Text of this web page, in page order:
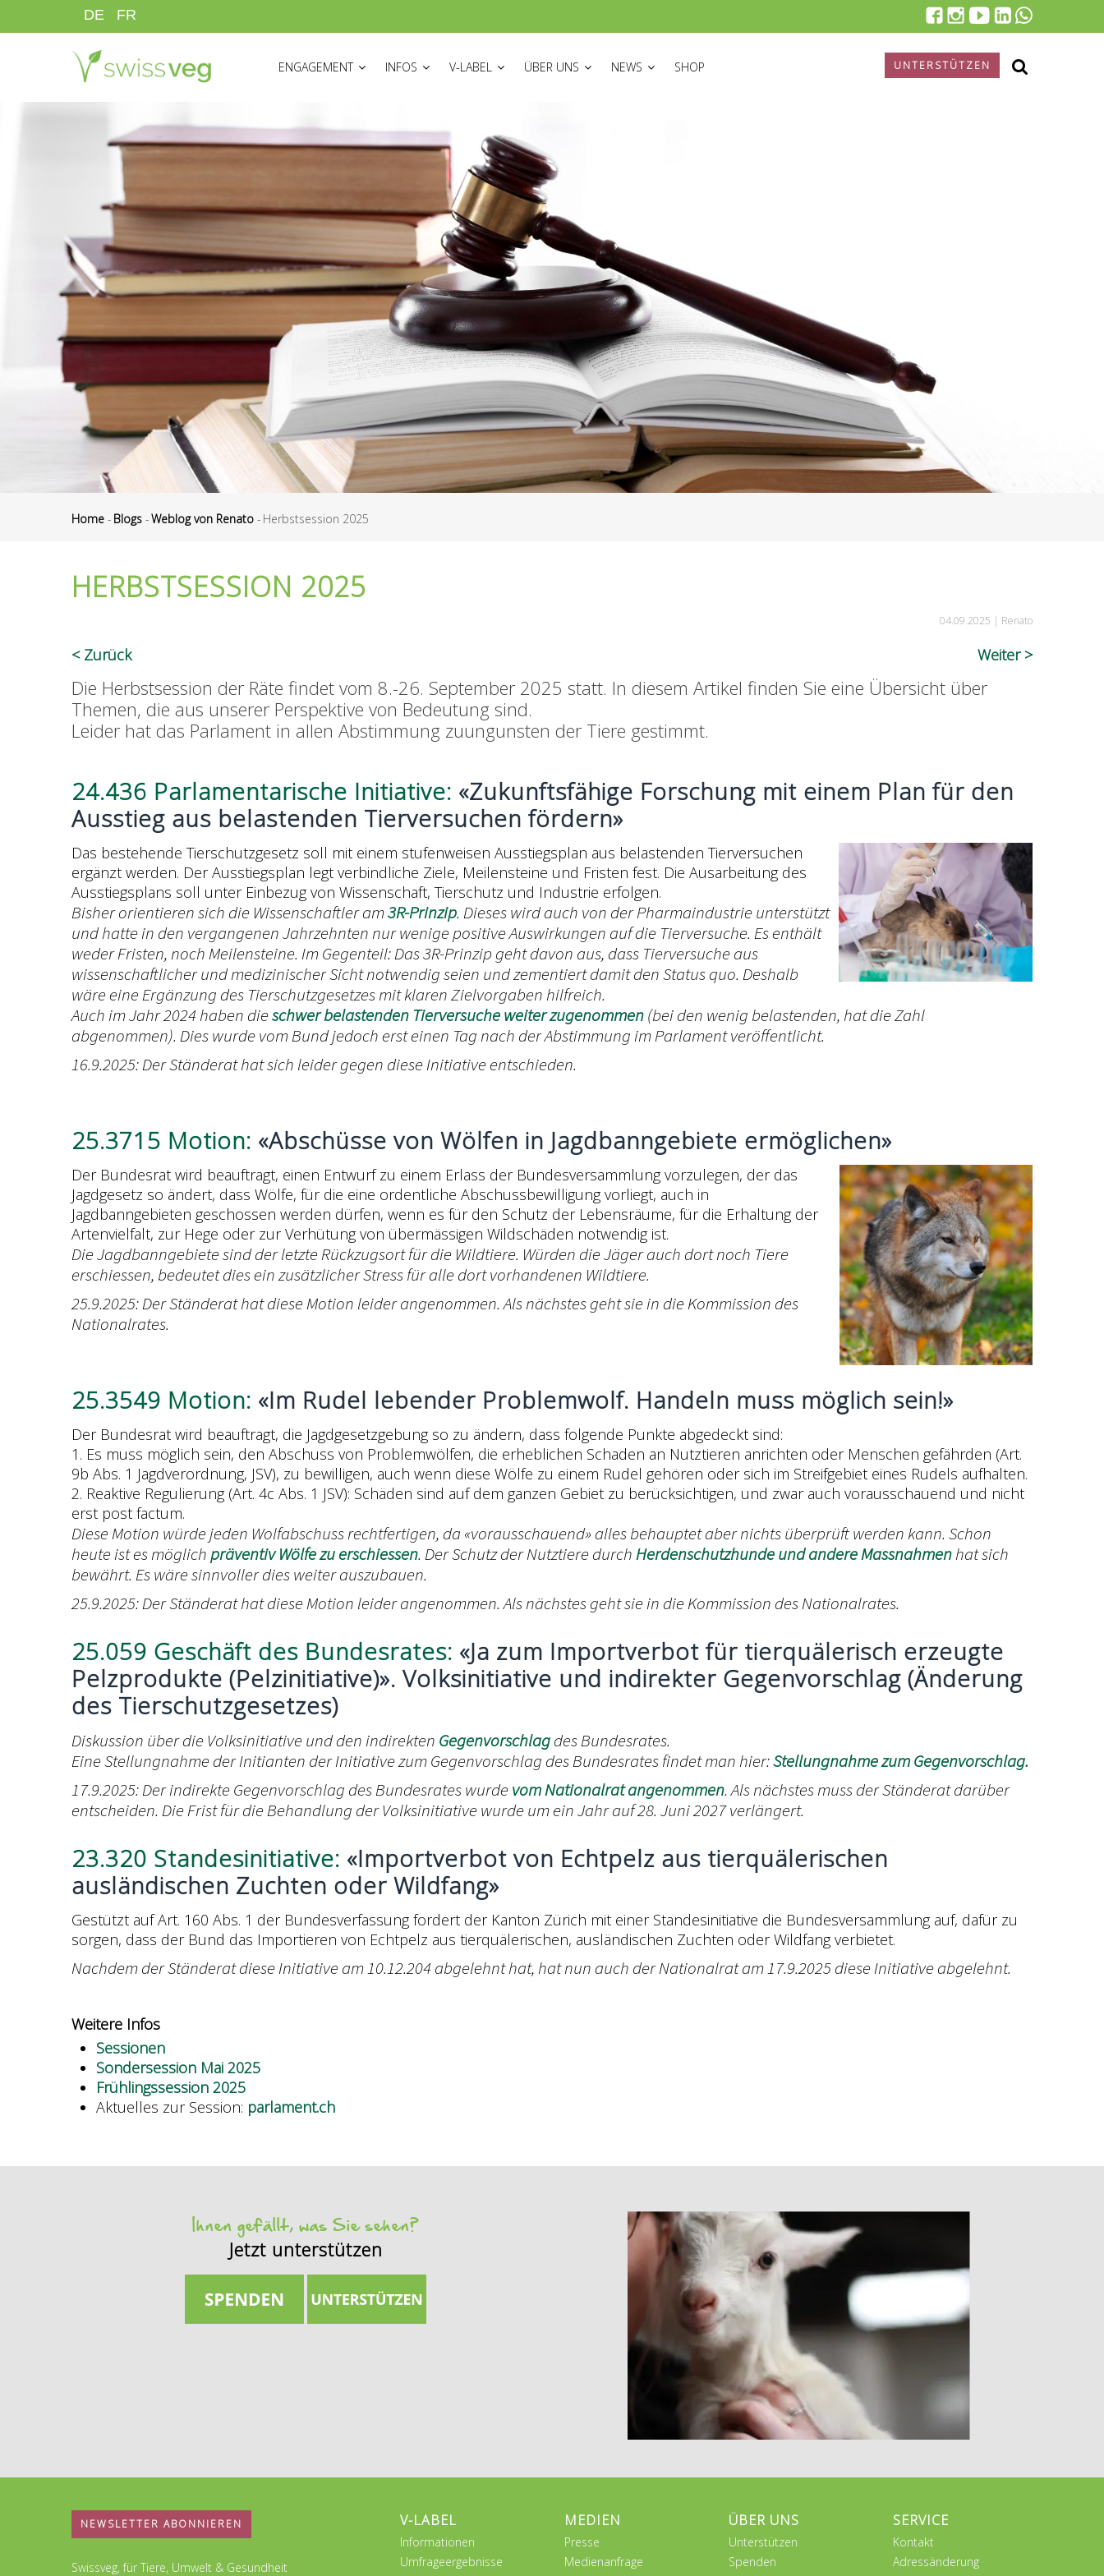
zum
DE FR
ENGAGEMENT
INFOS V-LABEL ÜBER UNS NEWS SHOP UNTERSTÜTZEN
Home - Blogs -Weblog von Renato - Herbstsession 2025
HERBSTSESSION 2025
04.09.2025 | Renato
Zurück Weiter
Die Herbstsession der Räte findet vom 8.-26. September 2025 statt. In diesem Artikel finden Sie eine Übersicht über
Themen, die aus unserer Perspektive von Bedeutung sind.
Leider hat das Parlament in allen Abstimmung zuungunsten der Tiere gestimmt.
24.436 Parlamentarische Initiative: «Zukunftsfähige Forschung mit einem Plan für den
Ausstieg aus belastenden Tierversuchen fördern»
Das bestehende Tierschutzgesetz soll mit einem stufenweisen Ausstiegsplan aus belastenden Tierversuchen
ergänzt werden. Der Ausstiegsplan legt verbindliche Ziele, Meilensteine und Fristen fest. Die Ausarbeitung des
Ausstiegsplans soll unter Einbezug von Wissenschaft, Tierschutz und Industrie erfolgen.
Bisher orientieren sich die Wissenschaftler am3R-Prinzip. Dieses wird auch von der Pharmaindustrie unterstützt
und hatte in den vergangenen Jahrzehnten nur wenige positive Auswirkungen auf die Tierversuche. Es enthält
weder Fristen, noch Meilensteine. Im Gegenteil: Das 3R-Prinzip geht davon aus, dass Tierversuche aus
wissenschaftlicher und medizinischer Sicht notwendig seien und zementiert damit den Status quo. Deshalb
wäre eine Ergänzung des Tierschutzgesetzes mit klaren Zielvorgaben hilfreich.
Auch im Jahr 2024 haben dieschwer belastenden Tierversuche weiter zugenommen(bei den wenig belastenden, hat die Zahl
abgenommen). Dies wurde vom Bund jedoch erst einen Tag nach der Abstimmung im Parlament veröffentlicht.
16.9.2025: Der Ständerat hat sich leider gegen diese Initiative entschieden.
25.3715 Motion: «Abschüsse von Wölfen in Jagdbanngebiete ermöglichen»
Der Bundesrat wird beauftragt, einen Entwurf zu einem Erlass der Bundesversammlung vorzulegen, der das
Jagdgesetz so ändert, dass Wölfe, für die eine ordentliche Abschussbewilligung vorliegt, auch in
Jagdbanngebieten geschossen werden dürfen, wenn es für den Schutz der Lebensräume, für die Erhaltung der
Artenvielfalt, zur Hege oder zur Verhütung von übermässigen Wildschäden notwendig ist.
Die Jagdbanngebiete sind der letzte Rückzugsort für die Wildtiere. Würden die Jäger auch dort noch Tiere
erschiessen, bedeutet dies ein zusätzlicher Stress für alle dort vorhandenen Wildtiere.
25.9.2025: Der Ständerat hat diese Motion leider angenommen. Als nächstes geht sie in die Kommission des
Nationalrates.
25.3549 Motion: «Im Rudel lebender Problemwolf. Handeln muss möglich sein!»
Der Bundesrat wird beauftragt, die Jagdgesetzgebung so zu ändern, dass folgende Punkte abgedeckt sind:
1. Es muss möglich sein, den Abschuss von Problemwölfen, die erheblichen Schaden an Nutztieren anrichten oder Menschen gefährden (Art.
9b Abs. 1 Jagdverordnung, JSV), zu bewilligen, auch wenn diese Wölfe zu einem Rudel gehören oder sich im Streifgebiet eines Rudels aufhalten.
2. Reaktive Regulierung (Art. 4c Abs. 1 JSV): Schäden sind auf dem ganzen Gebiet zu berücksichtigen, und zwar auch vorausschauend und nicht
erst post factum.
Diese Motion würde jeden Wolfabschuss rechtfertigen, da «vorausschauend» alles behauptet aber nichts überprüft werden kann. Schon
heute ist es möglichpräventiv Wölfe zu erschiessen. Der Schutz der Nutztiere durchHerdenschutzhunde und andere Massnahmenhat sich
bewährt. Es wäre sinnvoller dies weiter auszubauen.
25.9.2025: Der Ständerat hat diese Motion leider angenommen. Als nächstes geht sie in die Kommission des Nationalrates.
25.059 Geschäft des Bundesrates: «Ja zum Importverbot für tierquälerisch erzeugte
Pelzprodukte (Pelzinitiative)». Volksinitiative und indirekter Gegenvorschlag (Änderung
des Tierschutzgesetzes)
Diskussion über die Volksinitiative und den indirekten Gegenvorschlagdes Bundesrates.
Eine Stellungnahme der Initianten der Initiative zum Gegenvorschlag des Bundesrates findet man hier:Stellungnahme zum Gegenvorschlag.
17.9.2025: Der indirekte Gegenvorschlag des Bundesrates wurdevom Nationalrat angenommen. Als nächstes muss der Ständerat darüber
entscheiden. Die Frist für die Behandlung der Volksinitiative wurde um ein Jahr auf 28. Juni 2027 verlängert.
23.320 Standesinitiative: «Importverbot von Echtpelz aus tierquälerischen
ausländischen Zuchten oder Wildfang»
Gestützt auf Art. 160 Abs. 1 der Bundesverfassung fordert der Kanton Zürich mit einer Standesinitiative die Bundesversammlung auf, dafür zu
sorgen, dass der Bund das Importieren von Echtpelz aus tierquälerischen, ausländischen Zuchten oder Wildfang verbietet.
Nachdem der Ständerat diese Initiative am 10.12.204 abgelehnt hat, hat nun auch der Nationalrat am 17.9.2025 diese Initiative abgelehnt.
Weitere Infos
Sessionen
Sondersession Mai 2025
Frühlingssession 2025
Aktuelles zur Session: parlament.ch
Ihnen gefällt, was Sie sehen?
Jetzt unterstützen
NEWSLETTER ABONNIEREN
Swissveg, für Tiere, Umwelt & Gesundheit
V-LABEL
Informationen
Umfrageergebnisse
MEDIEN
Presse
Medienanfrage
ÜBER UNS
Unterstützen
Spenden
SERVICE
Kontakt
Adressänderung